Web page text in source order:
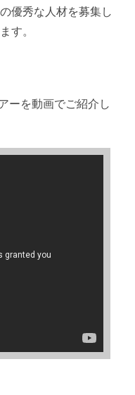
優秀な人材を募集し
す。
ーを動画でご紹介し